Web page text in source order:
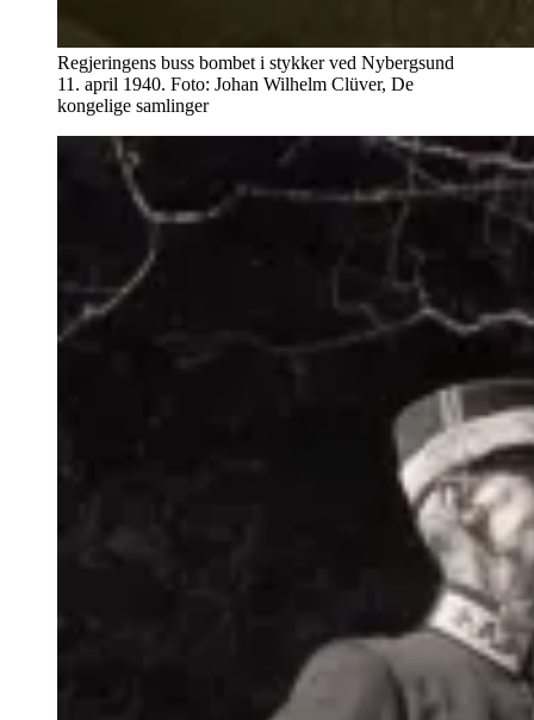
Regjeringens buss bombet i stykker ved Nybergsund
11. april 1940. Foto: Johan Wilhelm Clüver, De
kongelige samlinger